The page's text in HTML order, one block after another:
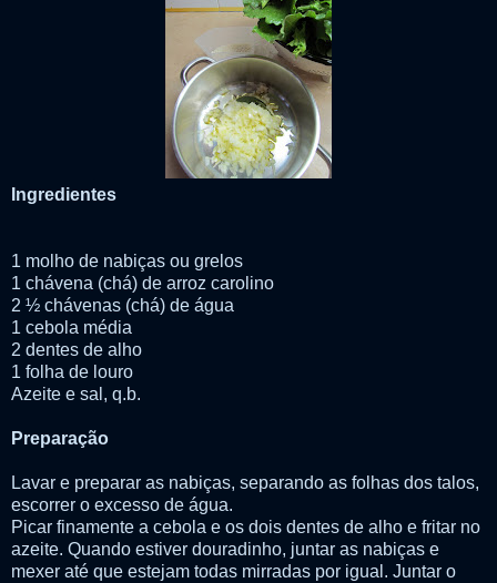
Ingredientes
1 molho de nabiças ou grelos
1 chávena (chá) de arroz carolino
2 ½ chávenas (chá) de água
1 cebola média
2 dentes de alho
1 folha de louro
Azeite e sal, q.b.
Preparação
Lavar e preparar as nabiças, separando as folhas dos talos,
escorrer o excesso de água.
Picar finamente a cebola e os dois dentes de alho e fritar no
azeite. Quando estiver douradinho, juntar as nabiças e
mexer até que estejam todas mirradas por igual. Juntar o